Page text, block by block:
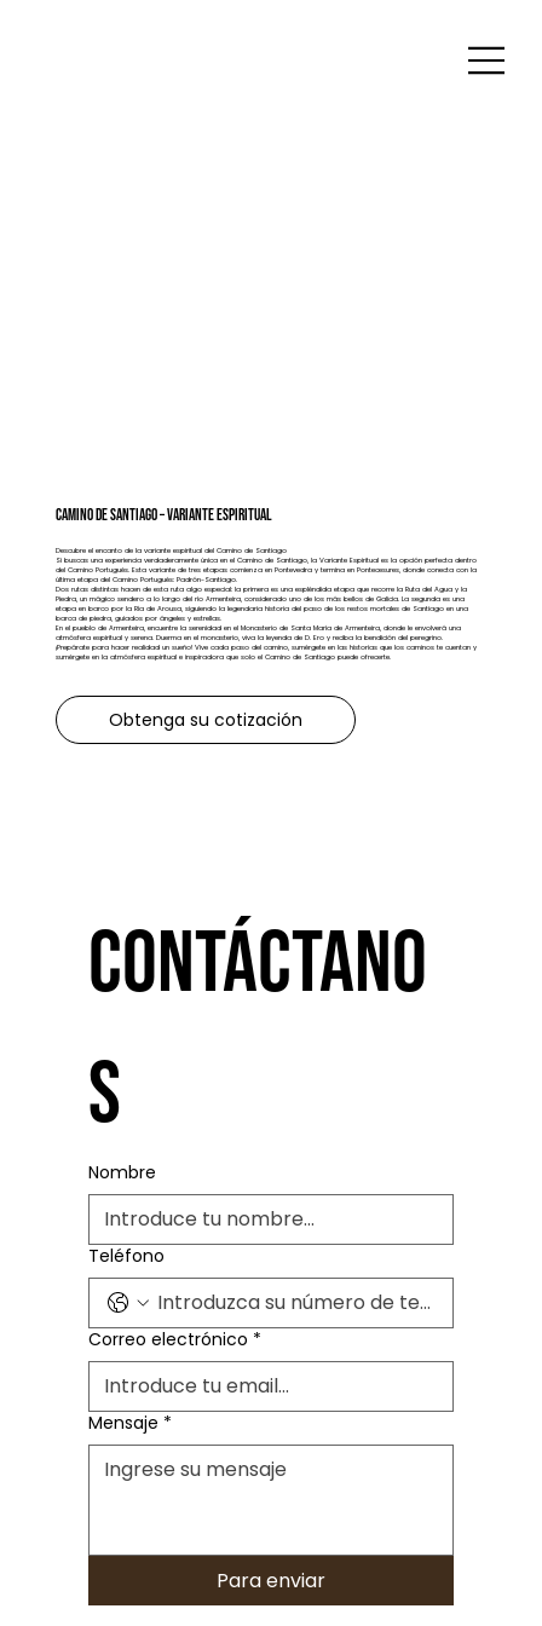
Camino de Santiago – Variante espiritual
Descubre el encanto de la variante espiritual del Camino de Santiago
Si buscas una experiencia verdaderamente única en el Camino de Santiago, la Variante Espiritual es la opción perfecta dentro
del Camino Portugués. Esta variante de tres etapas comienza en Pontevedra y termina en Pontecesures, donde conecta con la
última etapa del Camino Portugués: Padrón-Santiago.
Dos rutas distintas hacen de esta ruta algo especial: la primera es una espléndida etapa que recorre la Ruta del Agua y la
Piedra, un mágico sendero a lo largo del río Armenteira, considerado uno de los más bellos de Galicia. La segunda es una
etapa en barco por la Ría de Arousa, siguiendo la legendaria historia del paso de los restos mortales de Santiago en una
barca de piedra, guiados por ángeles y estrellas.
En el pueblo de Armenteira, encuentre la serenidad en el Monasterio de Santa María de Armenteira, donde le envolverá una
atmósfera espiritual y serena. Duerma en el monasterio, viva la leyenda de D. Ero y reciba la bendición del peregrino.
¡Prepárate para hacer realidad un sueño! Vive cada paso del camino, sumérgete en las historias que los caminos te cuentan y
sumérgete en la atmósfera espiritual e inspiradora que solo el Camino de Santiago puede ofrecerte.
Obtenga su cotización
Contáctano
s
Nombre
Teléfono
Correo electrónico *
Mensaje *
Para enviar